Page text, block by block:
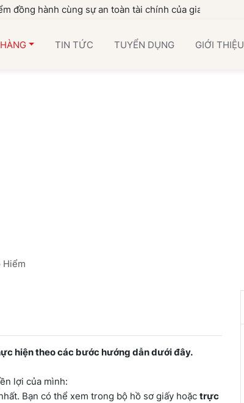
hành cùng sự an toàn tài chính của gia đình bạn
TIN TỨC TUYỂN DỤNG GIỚI THIỆU
Hiểm
hiện theo các bước hướng dẫn dưới đây.
lợi của mình:
Bạn có thể xem trong bộ hồ sơ giấy hoặc trực